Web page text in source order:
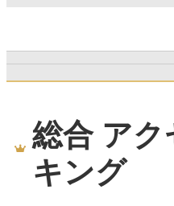
総合 アク
キング